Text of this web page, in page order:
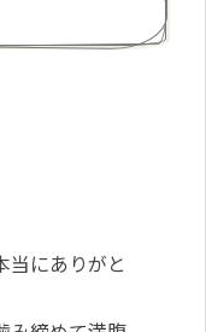
当にありがと